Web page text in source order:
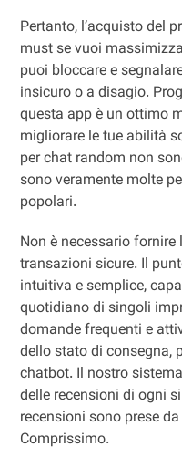
Pertanto, l’acquisto del
must se vuoi
puoi bloccare e
insicuro o a disagio.
questa app è un ottimo
migliorare le tue abilità
per chat random non
sono veramente molte
popolari.
Non è necessario
transazioni sicure. Il
intuitiva e semplice,
quotidiano di singoli
domande frequenti e
dello stato di consegna,
chatbot. Il nostro
delle recensioni di ogni
recensioni sono prese
Comprissimo.